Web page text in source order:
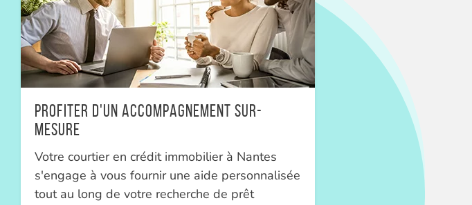
Profiter d'un accompagnement sur-
mesure
Votre courtier en crédit immobilier à Nantes
s'engage à vous fournir une aide personnalisée
tout au long de votre recherche de prêt